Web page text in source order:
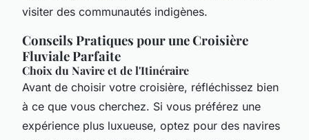
visiter des communautés indigènes.
Conseils Pratiques pour une Croisière
Fluviale Parfaite
Choix du Navire et de l'Itinéraire
Avant de choisir votre croisière, réfléchissez bien
à ce que vous cherchez. Si vous préférez une
expérience plus luxueuse, optez pour des navires